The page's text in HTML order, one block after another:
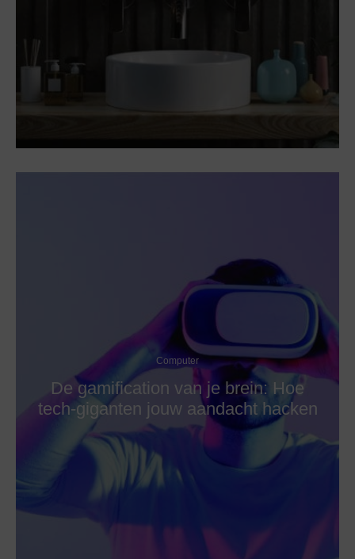
Computer
De gamification van je brein: Hoe
tech-giganten jouw aandacht hacken